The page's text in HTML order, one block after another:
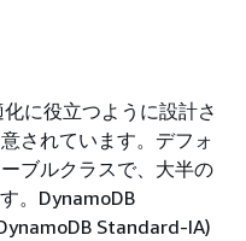
に役立つように設計さ
されています。デフォ
ブルクラスで、大半の
。DynamoDB
Standard-IA)